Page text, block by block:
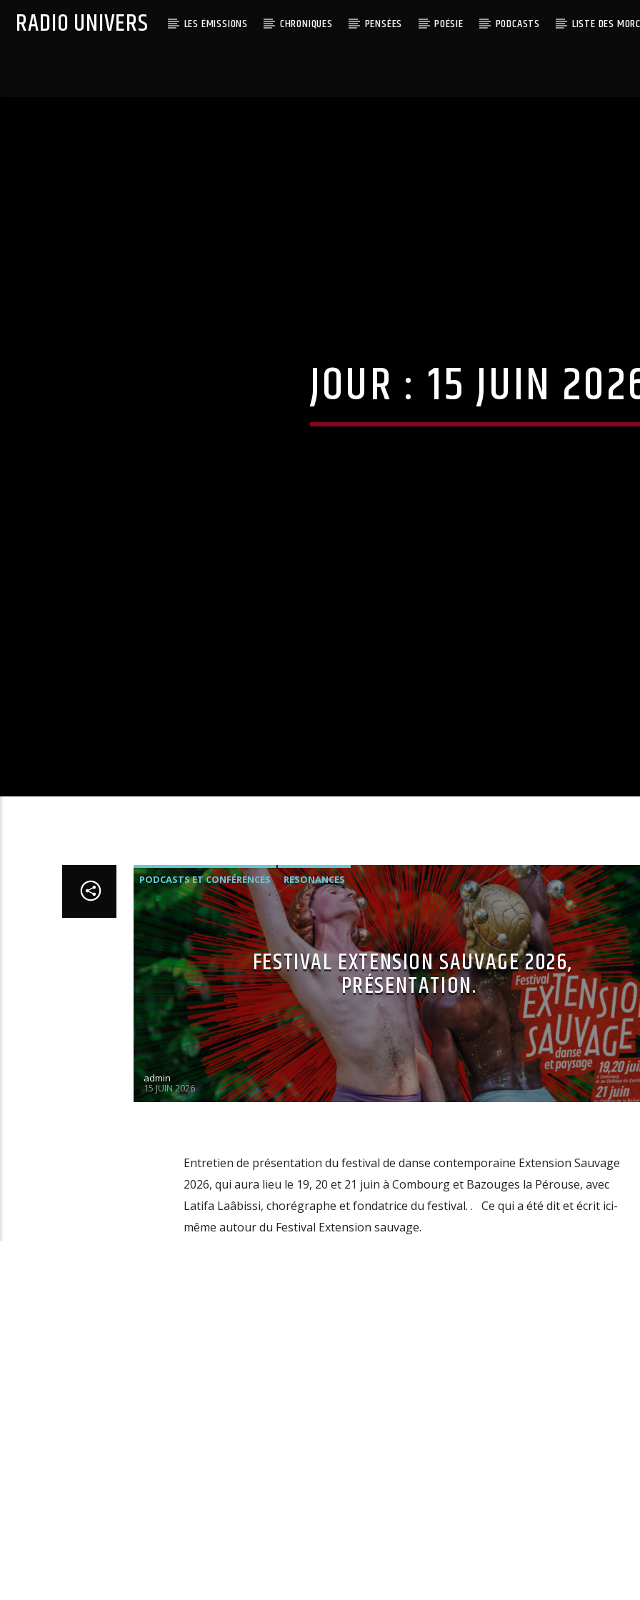
RADIO UNIVERS LES ÉMISSIONS CHRONIQUES PENSÉES POÉSIE PODCASTS LISTE DES
JOUR : 15 JUIN
PODCASTS ET CONFÉRENCES RESONANCES
FESTIVAL EXTENSION SAUVAGE 2026,
PRÉSENTATION.
admin
15 JUIN 2026
Entretien de présentation du festival de danse contemporaine Extension Sauvage
2026, qui aura lieu le 19, 20 et 21 juin à Combourg et Bazouges la Pérouse, avec
Latifa Laâbissi, chorégraphe et fondatrice du festival. . Ce qui a été dit et écrit ici-
même autour du Festival Extension sauvage.